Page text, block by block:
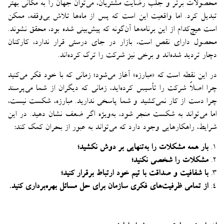
محصولات برتر و جلب رضایت مشتریان، می‌توان جهان را به مکانی بهتر
تبدیل کرد. اما واقعیت این است که پس از ماه‌ها تلاش بی‌وقفه، ممکن
است هیچ‌کدام از این برنامه‌ها آن‌گونه که پیش‌بینی شده بود، محقق نشوند.
محصول دارای نقص است، بازار در جای درستی قرار ندارد، کارکنان
دچار تردید شده‌اند و برخی نیز شرکت را ترک کرده‌اند.
در این نقطه است که «مبارزه» آغاز می‌شود؛ زمانی که با خود فکر می‌کنید
چرا اصلاً شرکت را تأسیس کرده‌اید، زمانی که دیگران از شما می‌پرسند
چرا دست از کار نمی‌کشید و شما پاسخی ندارید. مبارزه، شکست نیست،
اما می‌تواند به شکست منجر شود، به‌ویژه اگر ضعف نشان دهید. در این
شرایط، راهکارهایی وجود دارد که می‌تواند به عبور از بحران کمک کند:
۱. بار همه مشکلات را به‌تنهایی بر دوش نکشید؛
۲. مشکلات را شخصی نکنید؛
۳. با شفافیت و صداقت با تیم خود ارتباط برقرار کنید؛
۴. از تمامی ظرفیت‌های فکری سازمان برای حل مسائل بهره‌برداری کنید.